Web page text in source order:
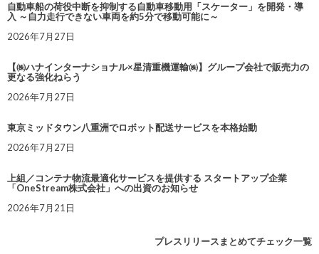
自動車船の荷役中断を抑制する自動車移動用「スケーター」を開発・導
入 ～自力走行できない車両を約5分で移動可能に～
2026年7月27日
【㈱ハナインターナショナル×星清重機運輸㈱】グループ会社で販売力の
更なる強化ねらう
2026年7月27日
東京ミッドタウン八重洲でロボット配送サービスを本格始動
2026年7月27日
上組／コンテナ物流最適化サービスを提供する スタートアップ企業
「OneStream株式会社」への出資のお知らせ
2026年7月21日
プレスリリースまとめてチェック一覧